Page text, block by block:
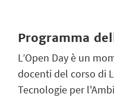
Programma
L’Open Day è un
docenti del corso di
Tecnologie per